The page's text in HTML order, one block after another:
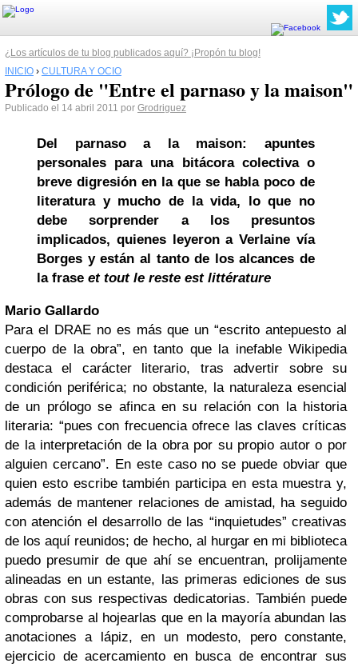
¿Los artículos de tu blog publicados aquí? ¡Propón tu blog!
INICIO › CULTURA Y OCIO
Prólogo de "Entre el parnaso y la maison"
Publicado el 14 abril 2011 por Grodriguez
Del parnaso a la maison: apuntes
personales para una bitácora colectiva o
breve digresión en la que se habla poco de
literatura y mucho de la vida, lo que no
debe sorprender a los presuntos
implicados, quienes leyeron a Verlaine vía
Borges y están al tanto de los alcances de
la frase et tout le reste est littérature
Mario Gallardo
Para el DRAE no es más que un “escrito antepuesto al
cuerpo de la obra”, en tanto que la inefable Wikipedia
destaca el carácter literario, tras advertir sobre su
condición periférica; no obstante, la naturaleza esencial
de un prólogo se afinca en su relación con la historia
literaria: “pues con frecuencia ofrece las claves críticas
de la interpretación de la obra por su propio autor o por
alguien cercano”. En este caso no se puede obviar que
quien esto escribe también participa en esta muestra y,
además de mantener relaciones de amistad, ha seguido
con atención el desarrollo de las “inquietudes” creativas
de los aquí reunidos; de hecho, al hurgar en mi biblioteca
puedo presumir de que ahí se encuentran, prolijamente
alineadas en un estante, las primeras ediciones de sus
obras con sus respectivas dedicatorias. También puede
comprobarse al hojearlas que en la mayoría abundan las
anotaciones a lápiz, en un modesto, pero constante,
ejercicio de acercamiento en busca de encontrar sus